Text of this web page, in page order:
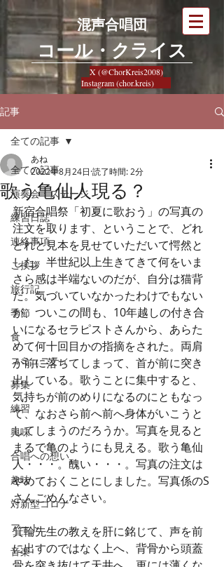
混声合唱団
​コール・クライス
X (@ChorKreis2008)
Instagram (chor.kreis)
記事
全ての記事
演奏会・ステージ
練習日誌
連絡事項
ご挨拶
旅行記
季節
食
コミュニティ
募集
練習
興味
合唱への想い
趣味
対新型コロナ
アート
音楽
全ての記事
歌う亀仙人現る？
あね
2022年8月24日 読了時間: 2分
新宿合唱祭「初夏に歌おう」の写真の
注文を取ります、ということで、どれ
どれと見本を見せていただいて愕然と
した。半世紀以上生きてきて何をいま
さら感は半端ないのだが、自分は猫背
だ。気づいていなかったわけでもない
が、ついこの間も、10年越しの付き合
いになるセラピストさんから、あらた
めて何十回目かの指摘をされた。両肩
が前に落ちてしまって、首が前に突き
出している。歌うことに集中すると、
気持ちが前のめりになるのにともなっ
て、なおさら前へ前へ身体がいこうと
してしまうのだろうか。写真を見ると
まるで亀のようにも見える。歌う亀仙
人・・・。醜い・・・。写真の注文は
やめておくことにしました。写真係のS
さんごめんなさい。
箕輪先生の教えを肝に銘じて、声を前
に出すのではなく上へ、背骨から頭蓋